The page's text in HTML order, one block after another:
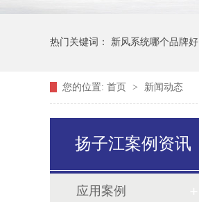
热门关键词： 新风系统哪个品牌好
您的位置: 首页 > 新闻动态
扬子江案例资讯
应用案例